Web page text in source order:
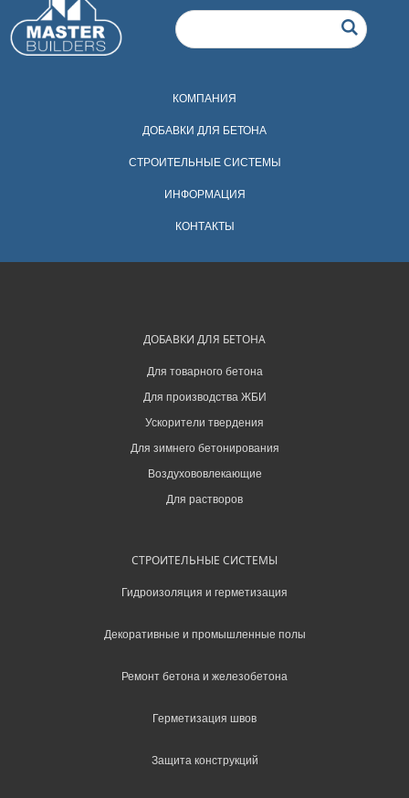
КОМПАНИЯ
ДОБАВКИ ДЛЯ БЕТОНА
СТРОИТЕЛЬНЫЕ СИСТЕМЫ
ИНФОРМАЦИЯ
КОНТАКТЫ
ДОБАВКИ ДЛЯ БЕТОНА
Для товарного бетона
Для производства ЖБИ
Ускорители твердения
Для зимнего бетонирования
Воздухововлекающие
Для растворов
СТРОИТЕЛЬНЫЕ СИСТЕМЫ
Гидроизоляция и герметизация
Декоративные и промышленные полы
Ремонт бетона и железобетона
Герметизация швов
Защита конструкций